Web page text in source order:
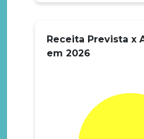
Receita Prevista x
em 2026